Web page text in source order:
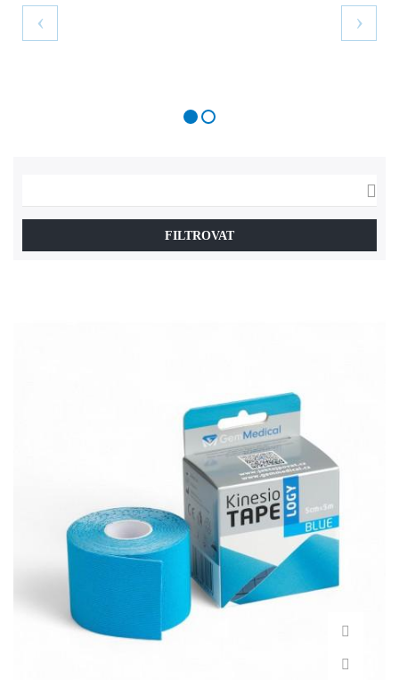
‹ ›

FILTROVAT